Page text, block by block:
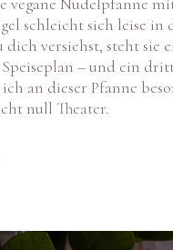
schleicht sich leise in
dich versiehst, steht sie
– und ein
ich an dieser Pfanne
null Theater.